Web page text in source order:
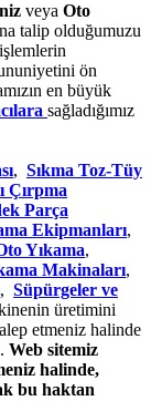
veya Oto
talip olduğumuzu
ön
en büyük
sağladığımız
, Sıkma Toz-Tüy
Çırpma
Parça
Ekipmanları,
Yıkama,
Makinaları,
, Süpürgeler ve
üretimini
etmeniz halinde
Web sitemiz
halinde,
bu haktan